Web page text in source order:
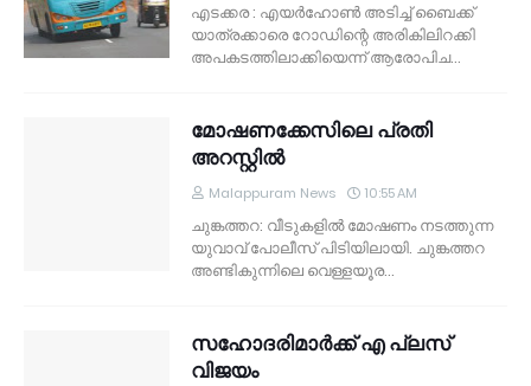
എടക്കര : എയര്‍ഹോണ്‍ അടിച്ച് ബൈക്ക്
യാത്രക്കാരെ റോഡിന്റെ അരികിലിറക്കി
അപകടത്തിലാക്കിയെന്ന് ആരോപിച…
മോഷണക്കേസിലെ പ്രതി
അറസ്റ്റില്‍
Malappuram News 10:55 AM
ചുങ്കത്തറ: വീടുകളില്‍ മോഷണം നടത്തുന്ന
യുവാവ് പോലീസ് പിടിയിലായി. ചുങ്കത്തറ
അണ്ടികുന്നിലെ വെള്ളയൂര…
സഹോദരിമാര്‍ക്ക് എ പ്ലസ്
വിജയം